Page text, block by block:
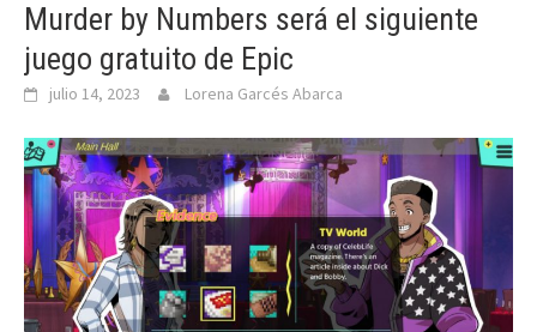
Murder by Numbers será el siguiente
juego gratuito de Epic
julio 14, 2023 Lorena Garcés Abarca